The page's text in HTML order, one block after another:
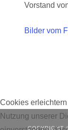
Vorstand
Bilder vom
COPYRIGHT
Cookies
Nutzung unserer